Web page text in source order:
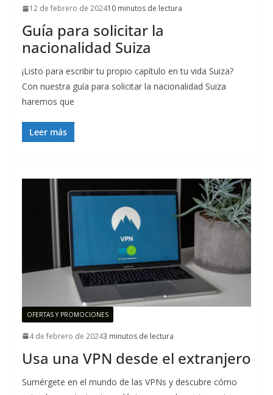
12 de febrero de 202410 minutos de lectura
Guía para solicitar la
nacionalidad Suiza
¡Listo para escribir tu propio capítulo en tu vida Suiza?
Con nuestra guía para solicitar la nacionalidad Suiza
haremos que
Leer más
OFERTAS Y PROMOCIONES
4 de febrero de 20243 minutos de lectura
Usa una VPN desde el extranjero
Sumérgete en el mundo de las VPNs y descubre cómo